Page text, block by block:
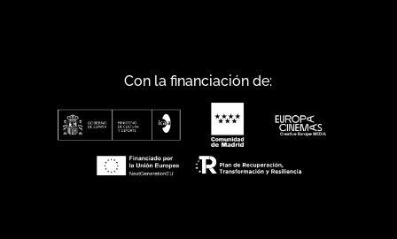
Con la financiación de: